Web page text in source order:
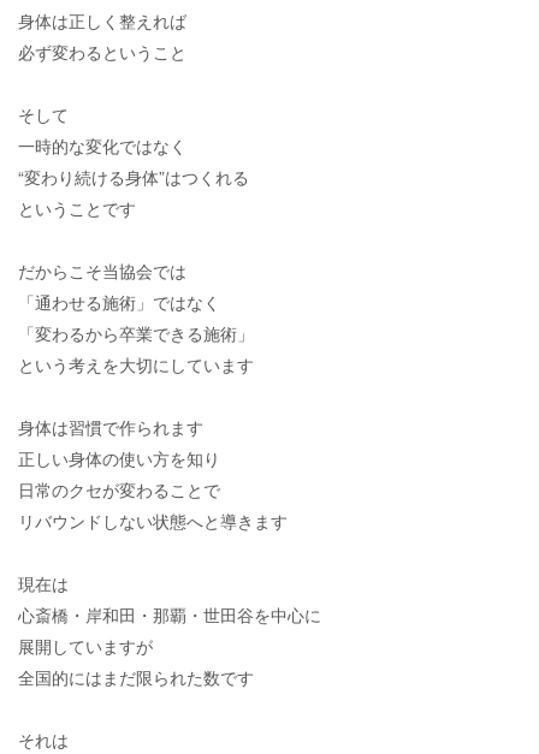
身体は正しく整えれば
必ず変わるということ
そして
一時的な変化ではなく
“変わり続ける身体”はつくれる
ということです
だからこそ当協会では
「通わせる施術」ではなく
「変わるから卒業できる施術」
という考えを大切にしています
身体は習慣で作られます
正しい身体の使い方を知り
日常のクセが変わることで
リバウンドしない状態へと導きます
現在は
心斎橋・岸和田・那覇・世田谷を中心に
展開していますが
全国的にはまだ限られた数です
それは